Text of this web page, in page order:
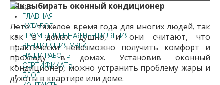
ГЛАВНАЯ
КАТАЛОГ
ПРОМЫШЛЕННАЯ ВЕНТИЛЯЦИЯ
ВЕНТИЛЯЦИЯ УВРК
НАШИ РАБОТЫ
СЕРТИФИКАТЫ
БЛОГ
Как выбирать оконный кондиционер
Лето - тяжелое время года для многих людей, так
как в домах душно, и они считают, что
практически невозможно получить комфорт и
прохладу в домах. Установив оконный
кондиционер, можно устранить проблему жары и
духоты в квартире или доме.